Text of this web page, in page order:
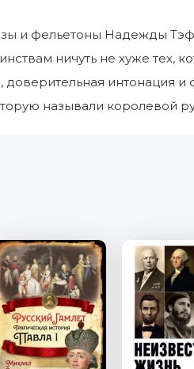
и фельетоны Надежды
ничуть не хуже тех,
интонация и
называли королевой